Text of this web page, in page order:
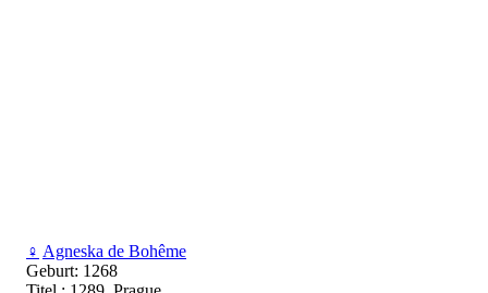
♀ Agneska de Bohême
Geburt: 1268